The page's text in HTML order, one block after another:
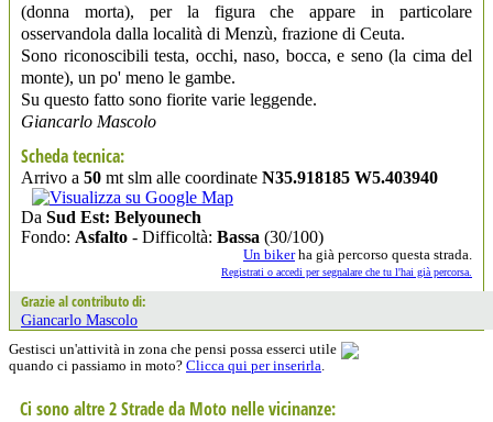
(donna morta), per la figura che appare in particolare
osservandola dalla località di Menzù, frazione di Ceuta.
Sono riconoscibili testa, occhi, naso, bocca, e seno (la cima del
monte), un po' meno le gambe.
Su questo fatto sono fiorite varie leggende.
Giancarlo Mascolo
Scheda tecnica:
Arrivo a 50 mt slm alle coordinate N35.918185 W5.403940
Da Sud Est: Belyounech
Fondo: Asfalto - Difficoltà: Bassa (30/100)
Un bikerha già percorso questa strada.
Registrati o accedi per segnalare che tu l'hai già percorsa.
Grazie al contributo di:
Giancarlo Mascolo
Gestisci un'attività in zona che pensi possa esserci utile
quando ci passiamo in moto? Clicca qui per inserirla.
Ci sono altre 2 Strade da Moto nelle vicinanze: